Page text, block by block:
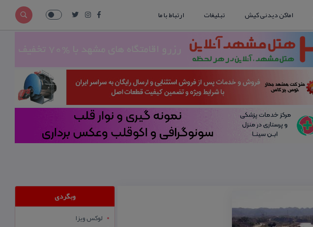
اماکن دیدنی کیش تبلیغات ارتباط با ما
وبگردی
لوکس ویزا